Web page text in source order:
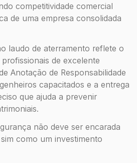
competitividade comercial
de uma empresa consolidada
laudo de aterramento reflete o
de excelente
Anotação de Responsabilidade
capacitados e a entrega
que ajuda a prevenir
não deve ser encarada
como um investimento